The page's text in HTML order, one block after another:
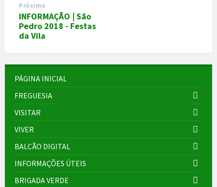
Próximo
INFORMAÇÃO | São
Pedro 2018 - Festas
da Vila
PÁGINA INICIAL
FREGUESIA
VISITAR
VIVER
BALCÃO DIGITAL
INFORMAÇÕES ÚTEIS
BRIGADA VERDE